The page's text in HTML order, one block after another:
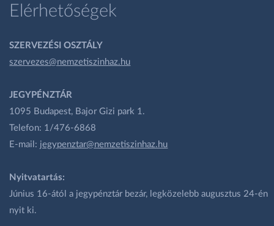
Elérhetőségek
SZERVEZÉSI OSZTÁLY
szervezes@nemzetiszinhaz.hu
JEGYPÉNZTÁR
1095 Budapest, Bajor Gizi park 1.
Telefon: 1/476-6868
E-mail: jegypenztar@nemzetiszinhaz.hu
Nyitvatartás:
Június 16-ától a jegypénztár bezár, legközelebb augusztus 24-én
nyit ki.